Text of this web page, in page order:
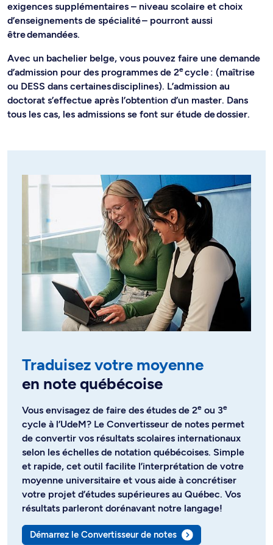
exigences supplémentaires – niveau scolaire et choix
d’enseignements de spécialité – pourront aussi
être demandées.
Avec un bachelier belge, vous pouvez faire une demande
d’admission pour des programmes de 2ecycle : (maîtrise
ou DESS dans certaines disciplines). L’admission au
doctorat s’effectue après l’obtention d’un master. Dans
tous les cas, les admissions se font sur étude de dossier.
Traduisez votre moyenne
en note québécoise
Vous envisagez de faire des études de 2e ou 3e
cycle à l’UdeM? Le Convertisseur de notes permet
de convertir vos résultats scolaires internationaux
selon les échelles de notation québécoises. Simple
et rapide, cet outil facilite l’interprétation de votre
moyenne universitaire et vous aide à concrétiser
votre projet d’études supérieures au Québec. Vos
résultats parleront dorénavant notre langage!
Démarrez le Convertisseur de notes